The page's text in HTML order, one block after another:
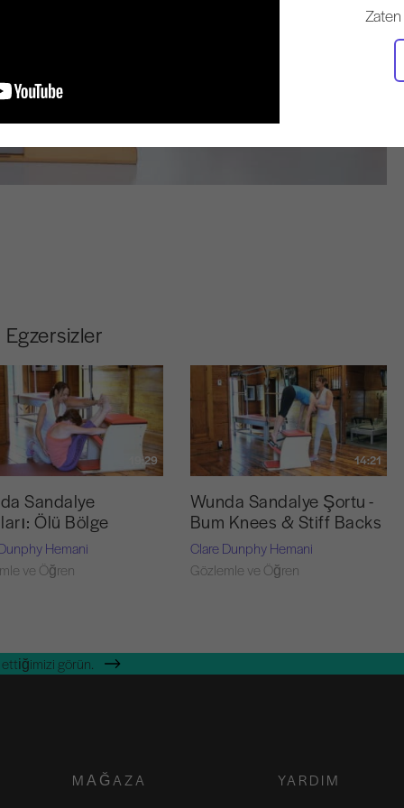
Zaten
19:29
Sandalye
Ölü Bölge
Hemani
ve Öğren
14:21
Wunda Sandalye Şortu -
Bum Knees & Stiff Backs
Clare Dunphy Hemani
Gözlemle ve Öğren
görün.
MAĞAZA YARDIM